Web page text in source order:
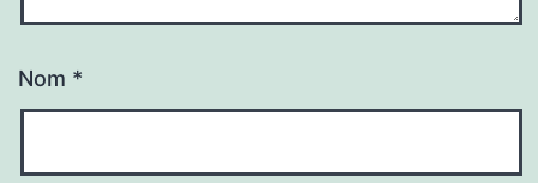
Nom *